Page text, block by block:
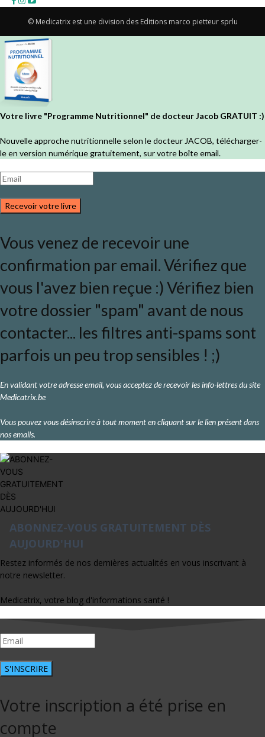
© Medicatrix est une division des Editions marco pietteur sprlu
Votre livre "Programme Nutritionnel" de docteur Jacob GRATUIT :)
Nouvelle approche nutritionnelle selon le docteur JACOB, télécharger-
le en version numérique gratuitement, sur votre boîte email.
Recevoir votre livre
Vous venez de recevoir une
confirmation par email. Vérifiez que
vous l'avez bien reçue :) Vérifiez bien
votre dossier "spam" avant de nous
contacter... les filtres anti-spams sont
parfois un peu trop sensibles ! ;)
En validant votre adresse email, vous acceptez de recevoir les info-lettres du site
Medicatrix.be
Vous pouvez vous désinscrire à tout moment en cliquant sur le lien présent dans
nos emails.
ABONNEZ-VOUS GRATUITEMENT DÈS
AUJOURD'HUI
Restez informés de nos dernières actualités en vous inscrivant à
notre newsletter.
Medicatrix, votre blog d'informations santé !
S'INSCRIRE
Votre inscription a été prise en
compte